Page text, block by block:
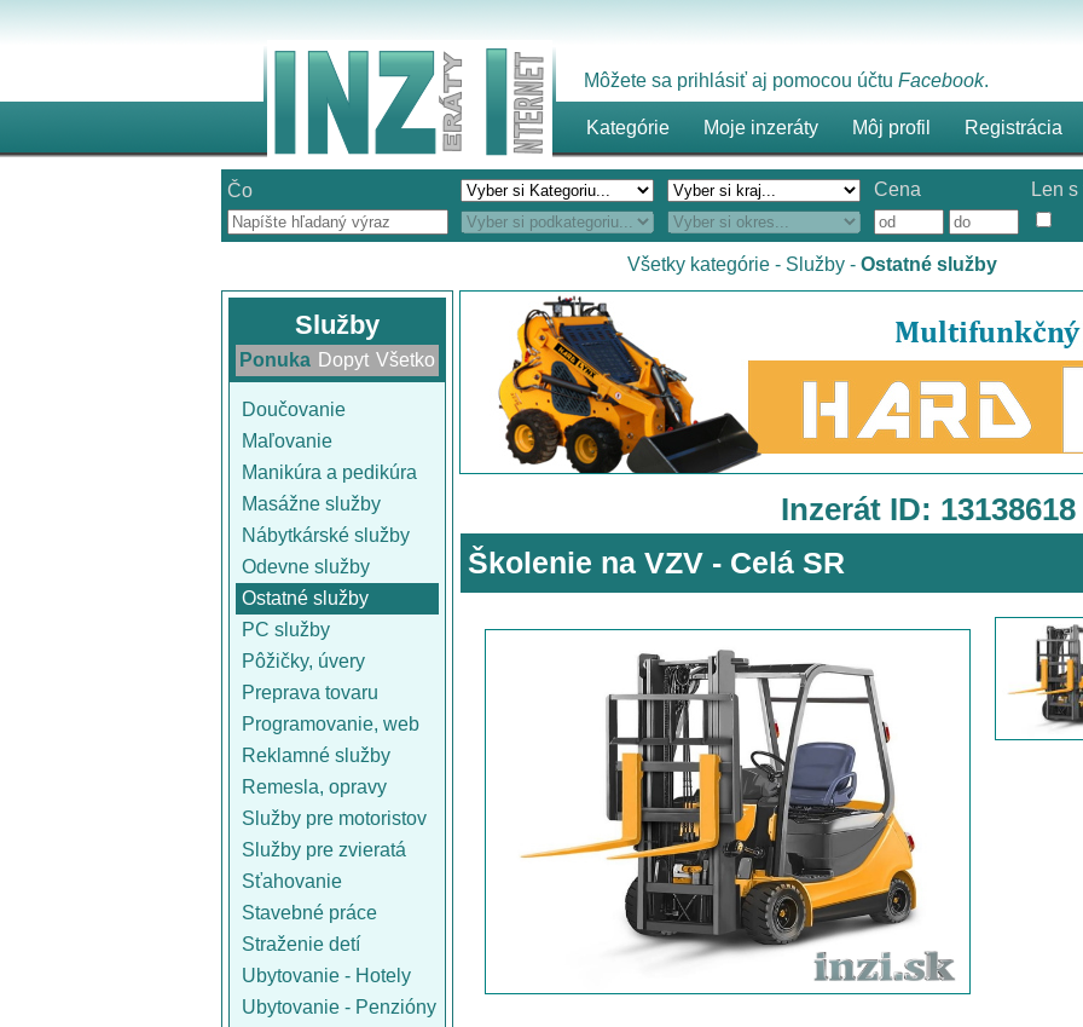
Môžete sa prihlásiť aj pomocou účtu Facebook.
Kategórie Moje inzeráty Môj profil Registrácia
Čo Cena
Len
Všetky kategórie - Služby - Ostatné služby
Služby
Ponuka Dopyt Všetko
Doučovanie
Maľovanie
Manikúra a pedikúra
Masážne služby
Nábytkárské služby
Odevne služby
Ostatné služby
PC služby
Pôžičky, úvery
Preprava tovaru
Programovanie, web
Reklamné služby
Remesla, opravy
Služby pre motoristov
Služby pre zvieratá
Sťahovanie
Stavebné práce
Straženie detí
Ubytovanie - Hotely
Ubytovanie - Penzióny
Inzerát ID: 13138618
Školenie na VZV - Celá SR